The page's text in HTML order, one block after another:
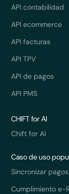
API contabilidad
API ecommerce
API facturas
API TPV
API de pagos
API PMS
CHIFT for AI
Chift for AI
Caso de uso
Sincronizar pagos
Cumplimiento e-